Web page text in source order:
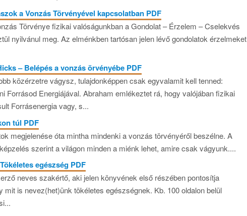
a Vonzás Törvényével kapcsolatban PDF
Törvénye fizikai valóságunkban a Gondolat – Érzelem – Cselekvés
nyilvánul meg. Az elménkben tartósan jelen lévő gondolatok érzelmeket
– Belépés a vonzás örvényébe PDF
közérzetre vágysz, tulajdonképpen csak egyvalamit kell tenned:
Forrásod Energiájával. Abraham emlékeztet rá, hogy valójában fizikai
Forrásenergia vagy, s...
túl PDF
megjelenése óta mintha mindenki a vonzás törvényéről beszélne. A
szerint a világon minden a miénk lehet, amire csak vágyunk....
egészség PDF
neves szakértő, aki jelen könyvének első részében pontosítja
mit is nevez(het)ünk tökéletes egészségnek. Kb. 100 oldalon belül